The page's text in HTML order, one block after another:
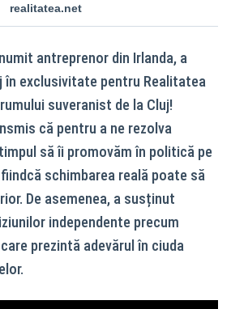
realitatea.net
antreprenor din Irlanda, a
în exclusivitate pentru Realitatea
suveranist de la Cluj!
că pentru a ne rezolva
să îi promovăm în politică pe
schimbarea reală poate să
De asemenea, a susținut
independente precum
prezintă adevărul în ciuda